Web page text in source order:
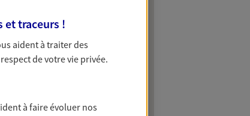
et traceurs !
aident à traiter des
de votre vie privée.
à faire évoluer nos